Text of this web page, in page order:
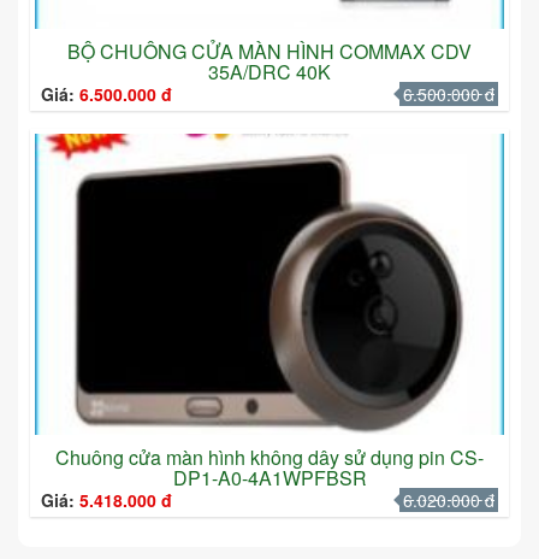
BỘ CHUÔNG CỬA MÀN HÌNH COMMAX CDV
35A/DRC 40K
Giá: 6.500.000 đ 6.500.000 đ
Chuông cửa màn hình không dây sử dụng pin CS-
DP1-A0-4A1WPFBSR
Giá: 5.418.000 đ 6.020.000 đ